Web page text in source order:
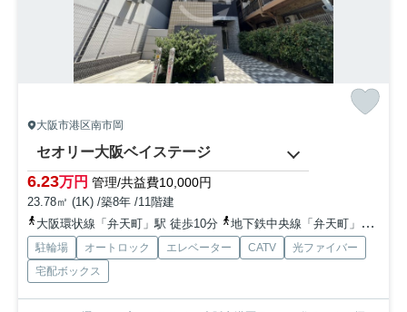
大阪市港区南市岡
セオリー大阪ベイステージ
6.23万円 管理/共益費10,000円
23.78㎡ (1K) /築8年 /11階建
大阪環状線「弁天町」駅 徒歩10分
地下鉄中央線「弁天町」駅 徒歩8分
駐輪場 オートロック エレベーター CATV
光ファイバー
宅配ボックス